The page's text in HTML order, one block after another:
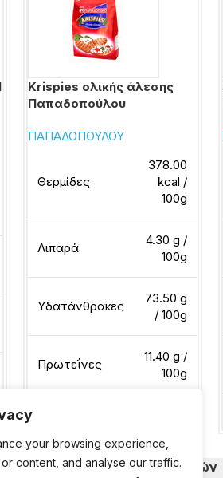
your browsing experience,
content, and analyse our traffic.
Krispies ολικής άλεσης
Παπαδοπούλου
ΠΑΠΑΔΟΠΟΥΛΟΥ
Θερμίδες
378.00
kcal /
100g
Λιπαρά
4.30 g /
100g
Υδατάνθρακες
73.50 g
/ 100g
Πρωτεΐνες
11.40 g /
100g
Διαβάστε περισσότερα
Κατηγορίες Εκπομπών